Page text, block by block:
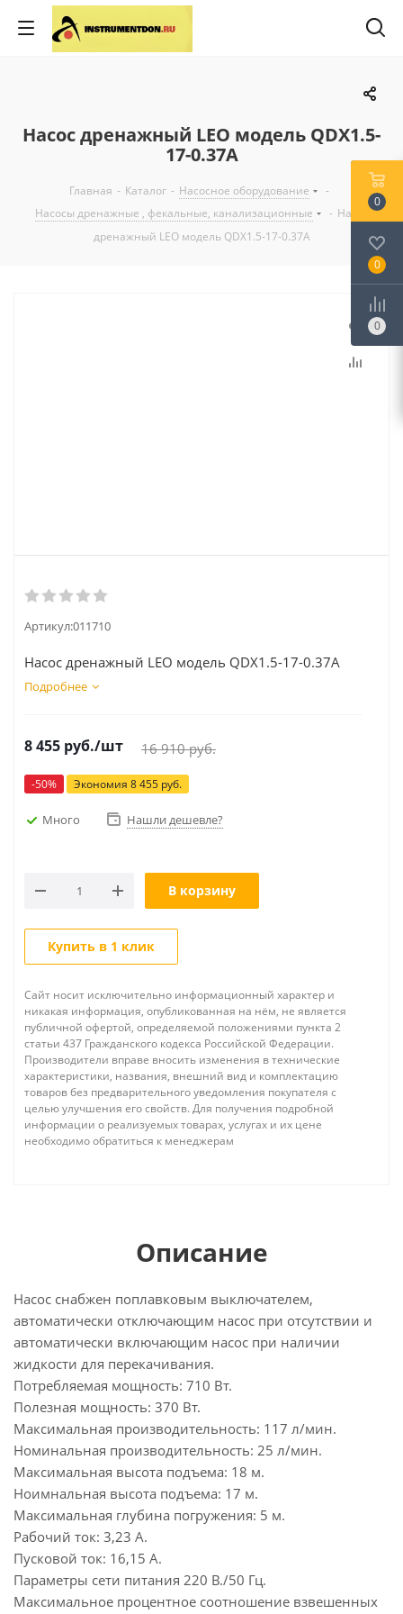
Насос дренажный LEO модель QDX1.5-
17-0.37A
Главная - Каталог - Насосное оборудование
-
Насосы дренажные , фекальные, канализационные
- Насос
дренажный LEO модель QDX1.5-17-0.37A
Артикул:011710
Насос дренажный LEO модель QDX1.5-17-0.37A
Подробнее
8 455 руб./шт 16 910руб.
-50% Экономия 8 455 руб.
Много Нашли дешевле?
В корзину
Купить в 1 клик
Сайт носит исключительно информационный характер и
никакая информация, опубликованная на нём, не является
публичной офертой, определяемой положениями пункта 2
статьи 437 Гражданского кодекса Российской Федерации.
Производители вправе вносить изменения в технические
характеристики, названия, внешний вид и комплектацию
товаров без предварительного уведомления покупателя с
целью улучшения его свойств. Для получения подробной
информации о реализуемых товарах, услугах и их цене
необходимо обратиться к менеджерам
Описание
Насос снабжен поплавковым выключателем,
автоматически отключающим насос при отсутствии и
автоматически включающим насос при наличии
жидкости для перекачивания.
Потребляемая мощность: 710 Вт.
Полезная мощность: 370 Вт.
Максимальная производительность: 117 л/мин.
Номинальная производительность: 25 л/мин.
Максимальная высота подъема: 18 м.
Ноимнальная высота подъема: 17 м.
Максимальная глубина погружения: 5 м.
Рабочий ток: 3,23 А.
Пусковой ток: 16,15 А.
Параметры сети питания 220 В./50 Гц.
Максимальное процентное соотношение взвешенных
0
0
0